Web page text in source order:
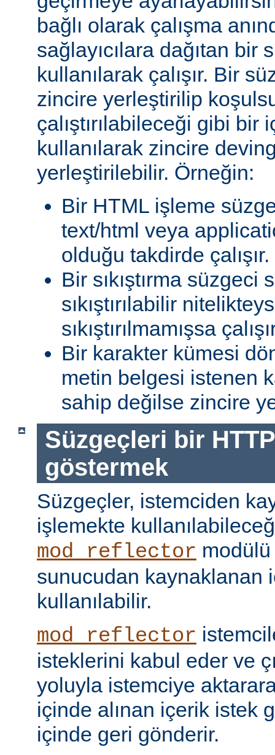
bağlı olarak çalışma
sağlayıcılara dağıtan bir
kullanılarak çalışır. Bir
zincire yerleştirilip
çalıştırılabileceği gibi bir
kullanılarak zincire
yerleştirilebilir. Örneğin:
Bir HTML işleme
text/html veya
olduğu takdirde çalışır.
Bir sıkıştırma süzgeci
sıkıştırılabilir
sıkıştırılmamışsa
Bir karakter kümesi
metin belgesi istenen
sahip değilse zincire
Süzgeçleri bir
göstermek
Süzgeçler, istemciden
işlemekte
mod_reflector modülü
sunucudan kaynaklanan
kullanılabilir.
mod_reflector
isteklerini kabul eder ve
yoluyla istemciye
içinde alınan içerik istek
içinde geri gönderir.